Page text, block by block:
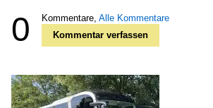
0 Kommentare, Alle Kommentare
Kommentar verfassen